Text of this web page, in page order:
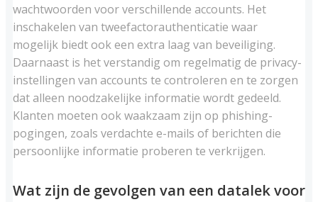
wachtwoorden voor verschillende accounts. Het
inschakelen van tweefactorauthenticatie waar
mogelijk biedt ook een extra laag van beveiliging.
Daarnaast is het verstandig om regelmatig de privacy-
instellingen van accounts te controleren en te zorgen
dat alleen noodzakelijke informatie wordt gedeeld.
Klanten moeten ook waakzaam zijn op phishing-
pogingen, zoals verdachte e-mails of berichten die
persoonlijke informatie proberen te verkrijgen.
Wat zijn de gevolgen van een datalek voor